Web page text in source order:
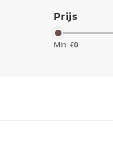
Prijs
Min: €0